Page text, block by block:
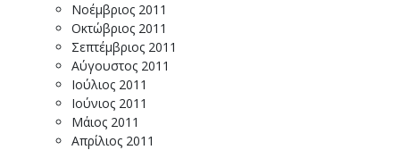
Νοέμβριος 2011
Οκτώβριος 2011
Σεπτέμβριος 2011
Αύγουστος 2011
Ιούλιος 2011
Ιούνιος 2011
Μάιος 2011
Απρίλιος 2011